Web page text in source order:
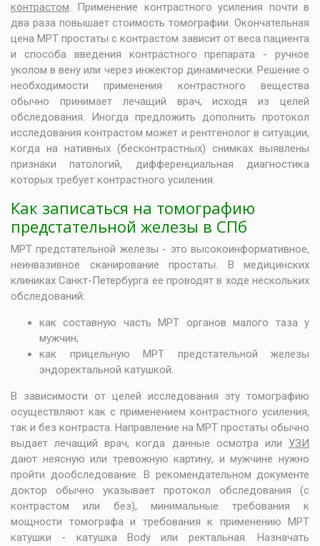
контрастом. Применение контрастного усиления почти в
два раза повышает стоимость томографии. Окончательная
цена МРТ простаты с контрастом зависит от веса пациента
и способа введения контрастного препарата - ручное
уколом в вену или через инжектор динамически. Решение о
необходимости применения контрастного вещества
обычно принимает лечащий врач, исходя из целей
обследования. Иногда предложить дополнить протокол
исследования контрастом может и рентгенолог в ситуации,
когда на нативных (бесконтрастных) снимках выявлены
признаки патологий, дифференциальная диагностика
которых требует контрастного усиления.
Как записаться на томографию
предстательной железы в СПб
МРТ предстательной железы - это высокоинформативное,
неинвазивное сканирование простаты. В медицинских
клиниках Санкт-Петербурга ее проводят в ходе нескольких
обследований:
как составную частьМРТ органов малого таза у
мужчин;
как прицельную МРТ предстательной железы
эндоректальной катушкой.
В зависимости от целей исследования эту томографию
осуществляют как с применением контрастного усиления,
так и без контраста. Направление на МРТ простаты обычно
выдает лечащий врач, когда данные осмотра или УЗИ
дают неясную или тревожную картину, и мужчине нужно
пройти дообследование. В рекомендательном документе
доктор обычно указывает протокол обследования (с
контрастом или без), минимальные требования к
мощности томографа и требования к применению МРТ
катушки - катушка Body или ректальная. Назначать